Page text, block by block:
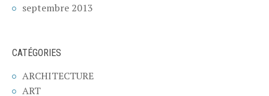
septembre 2013
CATÉGORIES
ARCHITECTURE
ART